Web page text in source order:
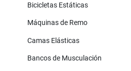
Bicicletas Estáticas
Máquinas de Remo
Camas Elásticas
Bancos de Musculación